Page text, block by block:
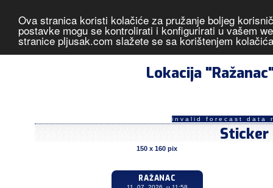
Ova stranica koristi kolačiće za pružanje boljeg
postavke mogu se kontrolirati i konfigurirati u vašem
stranice pljusak.com slažete se sa korištenjem
Ražanac- izmjerene
Lokacija
invalid forecast data
Sticker
150 x 160 pix